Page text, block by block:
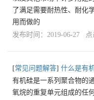
了满足需要耐热性、耐化
用而做的
发布时间：2019-06-27 点
[常见问题解答] 什么是有
有机硅是一系列聚合物的
氧烷的重复单元组成的任